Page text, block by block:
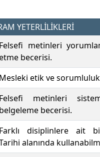
YETERLİLİKLERİ
Felsefi metinleri
becerisi.
Mesleki etik ve
Felsefi metinleri
belgeleme becerisi.
Farklı disiplinlere ait
alanında